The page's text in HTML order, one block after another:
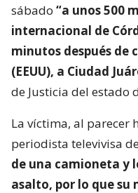
sábado “a unos 500
internacional de
minutos después de
(EEUU), a Ciudad
de Justicia del estado
La víctima, al parecer
periodista televivisa
de una camioneta y
asalto, por lo que